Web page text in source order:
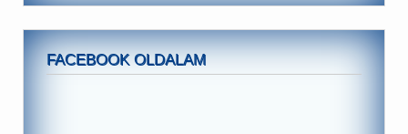
FACEBOOK OLDALAM